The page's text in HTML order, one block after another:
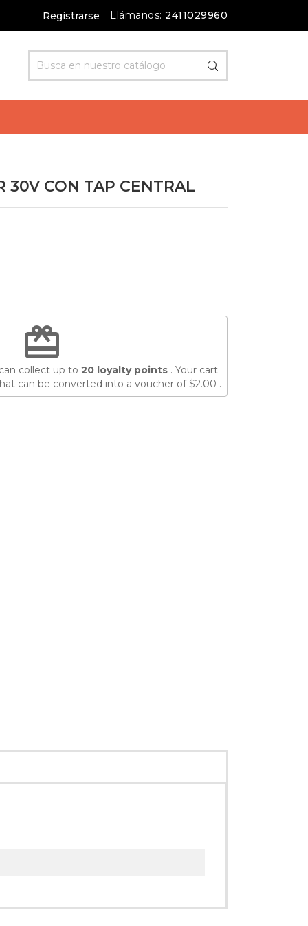
Registrarse Llámanos: 2411029960
30V CON TAP CENTRAL
redeem
collect up to 20 loyalty points . Your cart
can be converted into a voucher of$2.00 .